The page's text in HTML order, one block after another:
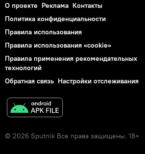
О проекте Реклама Контакты
Политика конфиденциальности
Правила использования
Правила использования «cookie»
Правила применения рекомендательных
технологий
Обратная связь Настройки отслеживания
© 2026 Sputnik Все права защищены. 18+